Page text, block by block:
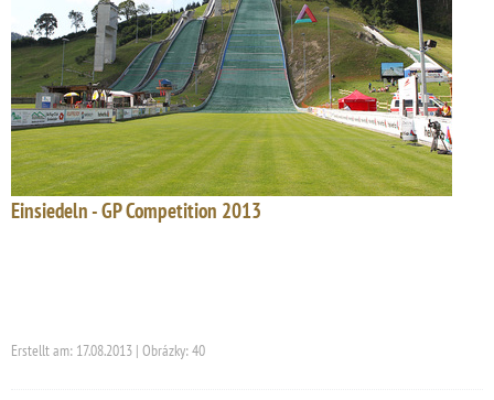
Einsiedeln - GP Competition 2013
Erstellt am: 17.08.2013 | Obrázky: 40